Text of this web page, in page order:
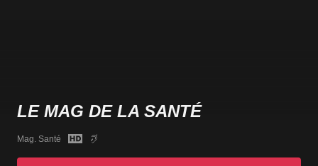
LE MAG DE LA SANTÉ
Mag. Santé